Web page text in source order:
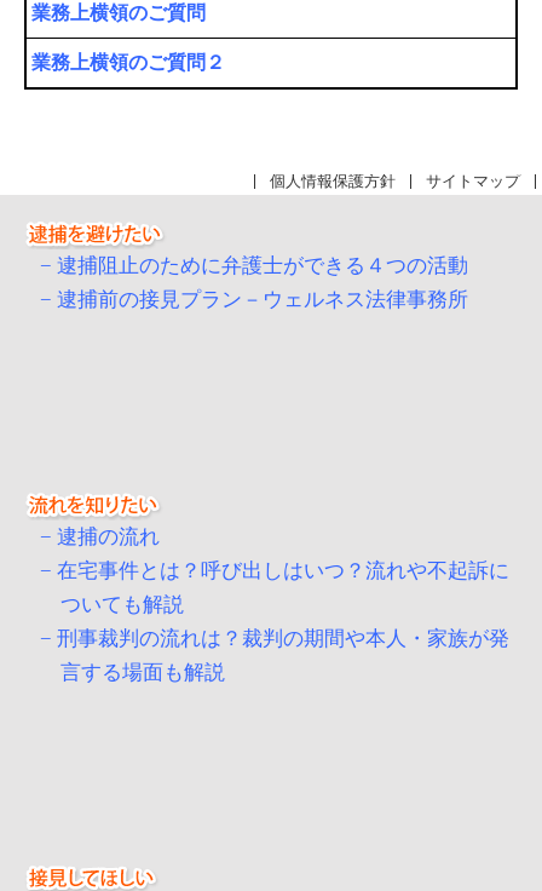
業務上横領のご質問
業務上横領のご質問２
個人情報保護方針 サイトマップ
逮捕阻止のために弁護士ができる４つの活動
逮捕前の接見プラン－ウェルネス法律事務所
逮捕の流れ
在宅事件とは？呼び出しはいつ？流れや不起訴に
ついても解説
刑事裁判の流れは？裁判の期間や本人・家族が発
言する場面も解説